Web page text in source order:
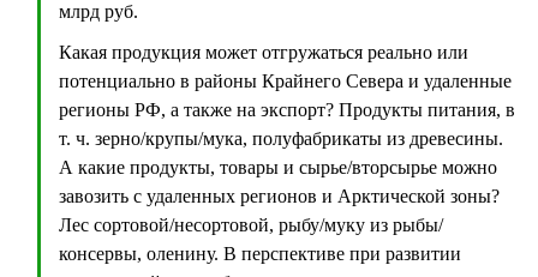
млрд руб.
Какая продукция может отгружаться реально или
потенциально в районы Крайнего Севера и удаленные
регионы РФ, а также на экспорт? Продукты питания, в
т. ч. зерно/крупы/мука, полуфабрикаты из древесины.
А какие продукты, товары и сырье/вторсырье можно
завозить с удаленных регионов и Арктической зоны?
Лес сортовой/несортовой, рыбу/муку из рыбы/
консервы, оленину. В перспективе при развитии